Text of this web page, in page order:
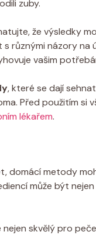
zuby.
že výsledky
s různými názory
vašim
, které se dají
Před použitím si
lékařem.
domácí metody
může být nejen
skvělý pro